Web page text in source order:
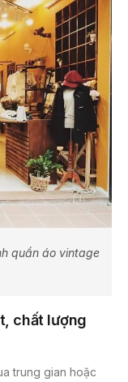
quần áo vintage
chất lượng
trung gian hoặc